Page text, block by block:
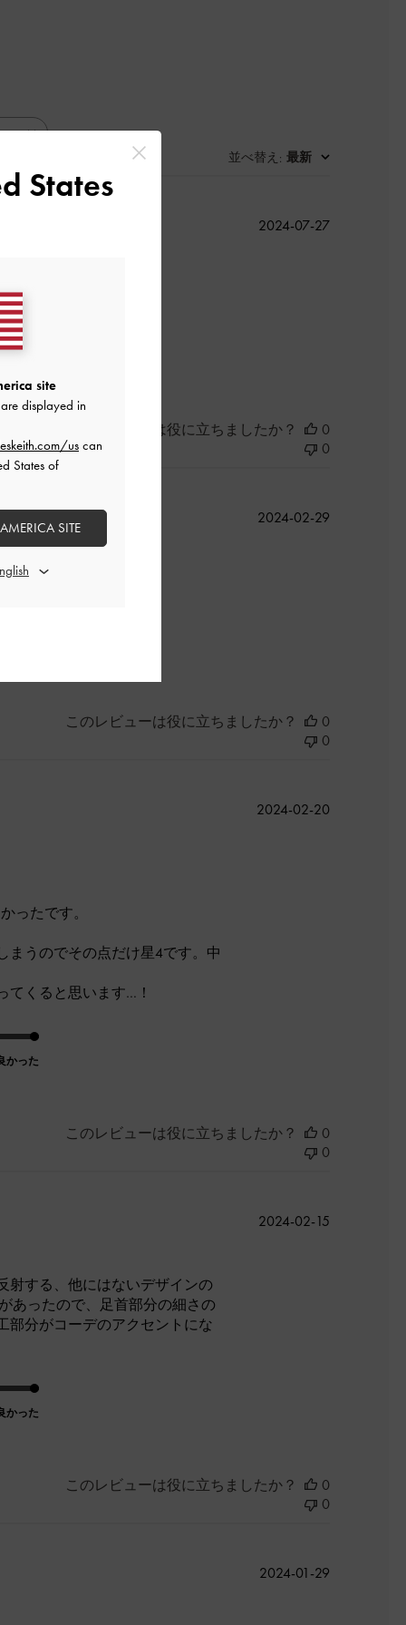
並べ替え : 最新
！
公
2024-07-27
このレビューは役に立ちましたか？
0
0
公
2024-02-29
このレビューは役に立ちましたか？
0
0
ったです。
まうのでその点だけ星4です。中
てくると思います…！
かった
公
2024-02-20
このレビューは役に立ちましたか？
0
0
射する、他にはないデザインの
あったので、足首部分の細さの
部分がコーデのアクセントにな
かった
公
2024-02-15
このレビューは役に立ちましたか？
0
0
公
2024-01-29
States
site
displayed in
uscan
States of
SITE